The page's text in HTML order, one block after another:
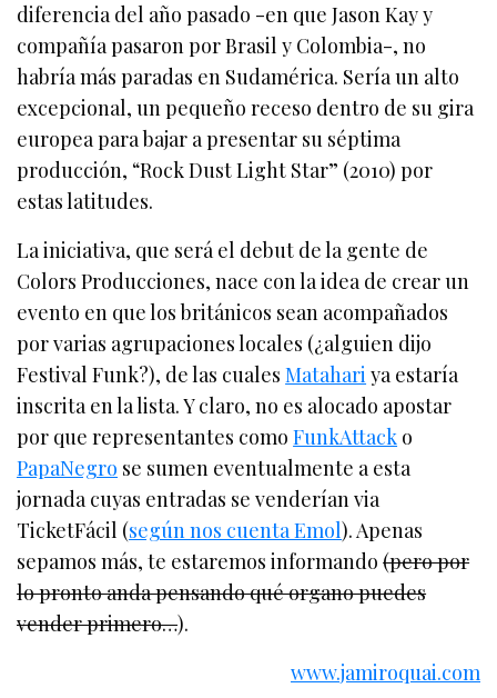
diferencia del año pasado -en que Jason Kay y
compañía pasaron por Brasil y Colombia-, no
habría más paradas en Sudamérica. Sería un alto
excepcional, un pequeño receso dentro de su gira
europea para bajar a presentar su séptima
producción, “Rock Dust Light Star” (2010) por
estas latitudes.
La iniciativa, que será el debut de la gente de
Colors Producciones, nace con la idea de crear un
evento en que los británicos sean acompañados
por varias agrupaciones locales (¿alguien dijo
Festival Funk?), de las cualesMatahari ya estaría
inscrita en la lista. Y claro, no es alocado apostar
por que representantes comoFunkAttack o
PapaNegro se sumen eventualmente a esta
jornada cuyas entradas se venderían via
TicketFácil (según nos cuenta Emol). Apenas
sepamos más, te estaremos informando(pero por
lo pronto anda pensando qué organo puedes
vender primero…).
www.jamiroquai.com